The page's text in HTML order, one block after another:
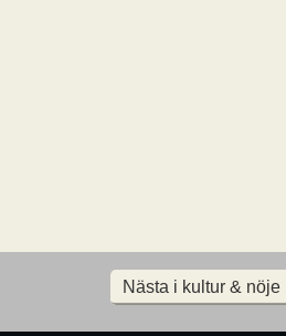
Nästa i kultur & nöje